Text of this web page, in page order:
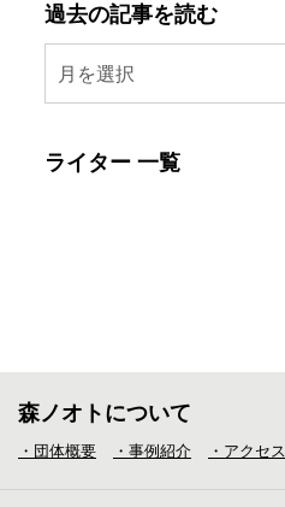
過去の記事を読む
月を選択
ライター 一覧
森ノオトについて
・団体概要 ・事例紹介 ・アクセス